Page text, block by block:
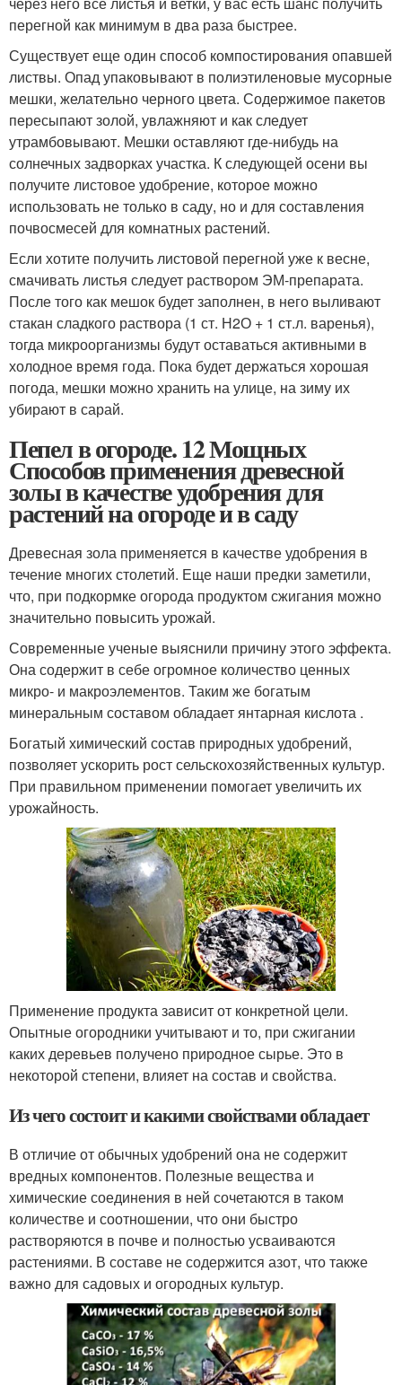
перегной как минимум в два раза быстрее.
Существует еще один способ компостирования опавшей
листвы. Опад упаковывают в полиэтиленовые мусорные
мешки, желательно черного цвета. Содержимое пакетов
пересыпают золой, увлажняют и как следует
утрамбовывают. Мешки оставляют где-нибудь на
солнечных задворках участка. К следующей осени вы
получите листовое удобрение, которое можно
использовать не только в саду, но и для составления
почвосмесей для комнатных растений.
Если хотите получить листовой перегной уже к весне,
смачивать листья следует раствором ЭМ-препарата.
После того как мешок будет заполнен, в него выливают
стакан сладкого раствора (1 ст. Н2О + 1 ст.л. варенья),
тогда микроорганизмы будут оставаться активными в
холодное время года. Пока будет держаться хорошая
погода, мешки можно хранить на улице, на зиму их
убирают в сарай.
Пепел в огороде. 12 Мощных
Способов применения древесной
золы в качестве удобрения для
растений на огороде и в саду
Древесная зола применяется в качестве удобрения в
течение многих столетий. Еще наши предки заметили,
что, при подкормке огорода продуктом сжигания можно
значительно повысить урожай.
Современные ученые выяснили причину этого эффекта.
Она содержит в себе огромное количество ценных
микро- и макроэлементов. Таким же богатым
минеральным составом обладает янтарная кислота .
Богатый химический состав природных удобрений,
позволяет ускорить рост сельскохозяйственных культур.
При правильном применении помогает увеличить их
урожайность.
Применение продукта зависит от конкретной цели.
Опытные огородники учитывают и то, при сжигании
каких деревьев получено природное сырье. Это в
некоторой степени, влияет на состав и свойства.
Из чего состоит и какими свойствами обладает
В отличие от обычных удобрений она не содержит
вредных компонентов. Полезные вещества и
химические соединения в ней сочетаются в таком
количестве и соотношении, что они быстро
растворяются в почве и полностью усваиваются
растениями. В составе не содержится азот, что также
важно для садовых и огородных культур.